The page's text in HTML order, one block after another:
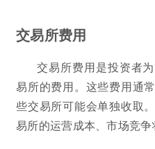
交易所费用
交易所费用是投资者
易所的费用。这些费用通
些交易所可能会单独收取
易所的运营成本、市场竞争